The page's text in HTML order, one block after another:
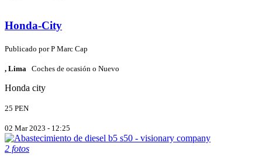
Honda-City
Publicado porP Marc Cap
, Lima Coches de ocasión o Nuevo
Honda city
25 PEN
02 Mar 2023 - 12:25
2 fotos